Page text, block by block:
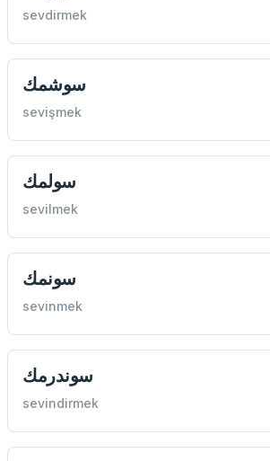
sevdirmek
سوشمك
sevişmek
سولمك
sevilmek
سونمك
sevinmek
سوندرمك
sevindirmek